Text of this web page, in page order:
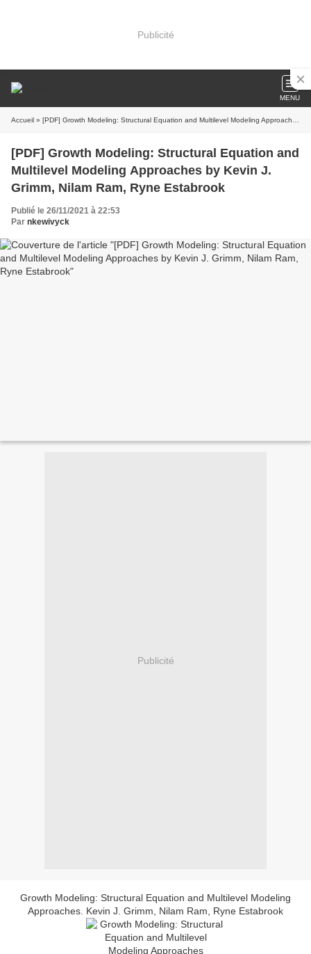
Publicité
MENU
Accueil » [PDF] Growth Modeling: Structural Equation and Multilevel Modeling Approaches by Kevin J. Grimm, Nilam Ram, Ryne Estabrook
[PDF] Growth Modeling: Structural Equation and
Multilevel Modeling Approaches by Kevin J.
Grimm, Nilam Ram, Ryne Estabrook
Publié le 26/11/2021 à 22:53
Par nkewivyck
Publicité
Growth Modeling: Structural Equation and Multilevel Modeling
Approaches. Kevin J. Grimm, Nilam Ram, Ryne Estabrook